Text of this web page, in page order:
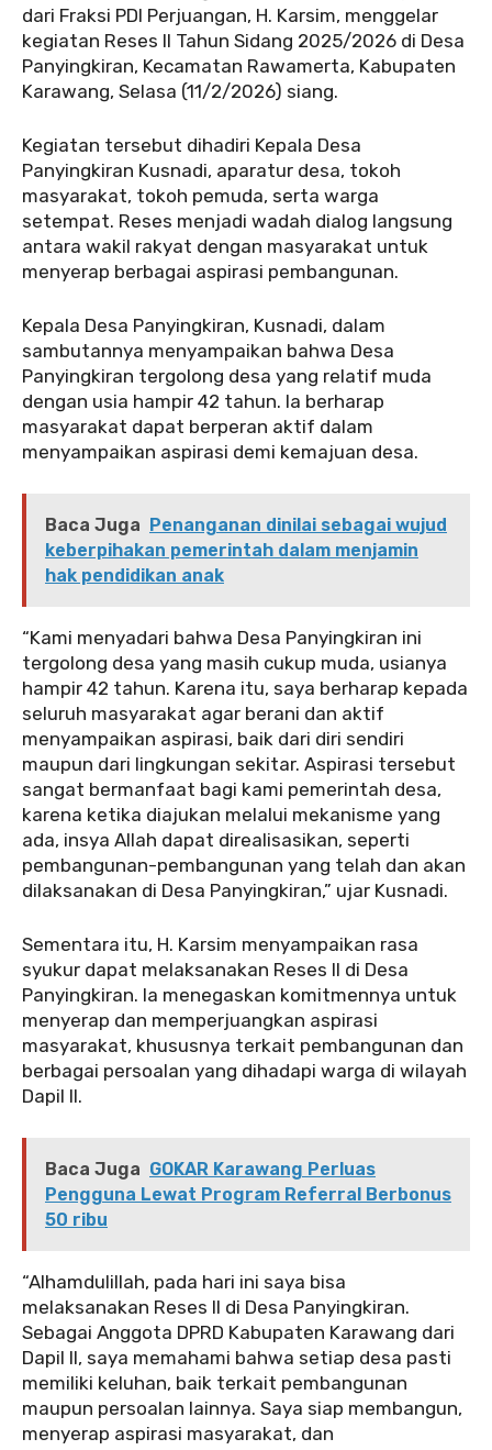
dari Fraksi PDI Perjuangan, H. Karsim, menggelar
kegiatan Reses II Tahun Sidang 2025/2026 di Desa
Panyingkiran, Kecamatan Rawamerta, Kabupaten
Karawang, Selasa (11/2/2026) siang.
‎‎Kegiatan tersebut dihadiri Kepala Desa
Panyingkiran Kusnadi, aparatur desa, tokoh
masyarakat, tokoh pemuda, serta warga
setempat. Reses menjadi wadah dialog langsung
antara wakil rakyat dengan masyarakat untuk
menyerap berbagai aspirasi pembangunan.
‎‎Kepala Desa Panyingkiran, Kusnadi, dalam
sambutannya menyampaikan bahwa Desa
Panyingkiran tergolong desa yang relatif muda
dengan usia hampir 42 tahun. Ia berharap
masyarakat dapat berperan aktif dalam
menyampaikan aspirasi demi kemajuan desa.
Baca Juga Penanganan dinilai sebagai wujud
keberpihakan pemerintah dalam menjamin
hak pendidikan anak
‎‎“Kami menyadari bahwa Desa Panyingkiran ini
tergolong desa yang masih cukup muda, usianya
hampir 42 tahun. Karena itu, saya berharap kepada
seluruh masyarakat agar berani dan aktif
menyampaikan aspirasi, baik dari diri sendiri
maupun dari lingkungan sekitar. Aspirasi tersebut
sangat bermanfaat bagi kami pemerintah desa,
karena ketika diajukan melalui mekanisme yang
ada, insya Allah dapat direalisasikan, seperti
pembangunan-pembangunan yang telah dan akan
dilaksanakan di Desa Panyingkiran,” ujar Kusnadi.
‎Sementara itu, H. Karsim menyampaikan rasa
syukur dapat melaksanakan Reses II di Desa
Panyingkiran. Ia menegaskan komitmennya untuk
menyerap dan memperjuangkan aspirasi
masyarakat, khususnya terkait pembangunan dan
berbagai persoalan yang dihadapi warga di wilayah
Dapil II.
Baca Juga GOKAR Karawang Perluas
Pengguna Lewat Program Referral Berbonus
50 ribu
‎“Alhamdulillah, pada hari ini saya bisa
melaksanakan Reses II di Desa Panyingkiran.
Sebagai Anggota DPRD Kabupaten Karawang dari
Dapil II, saya memahami bahwa setiap desa pasti
memiliki keluhan, baik terkait pembangunan
maupun persoalan lainnya. Saya siap membangun,
menyerap aspirasi masyarakat, dan